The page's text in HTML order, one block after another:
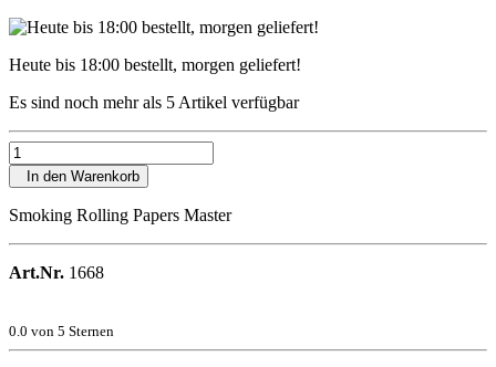
Heute bis 18:00 bestellt, morgen geliefert!
Es sind noch mehr als 5 Artikel verfügbar
In den Warenkorb
Smoking Rolling Papers Master
Art.Nr. 1668
0.0 von 5 Sternen